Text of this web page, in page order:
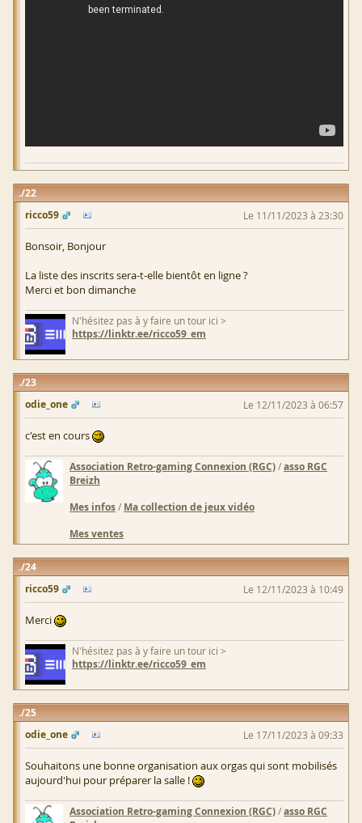
22
ricco59
Le 11/11/2023 à 23:30
Bonsoir, Bonjour
La liste des inscrits sera-t-elle bientôt en ligne ?
Merci et bon dimanche
N'hésitez pas à y faire un tour ici >
https://linktr.ee/ricco59_em
23
odie_one
Le 12/11/2023 à 06:57
c'est en cours
Association Retro-gaming Connexion (RGC)/asso RGC
Breizh
Mes infos/ Ma collection de jeux vidéo
Mes ventes
24
ricco59
Le 12/11/2023 à 10:49
Merci
N'hésitez pas à y faire un tour ici >
https://linktr.ee/ricco59_em
25
odie_one
Le 17/11/2023 à 09:33
Souhaitons une bonne organisation aux orgas qui sont mobilisés
aujourd'hui pour préparer la salle !
Association Retro-gaming Connexion (RGC)/asso RGC